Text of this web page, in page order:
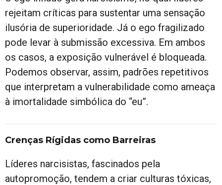
rejeitam críticas para sustentar uma sensação
ilusória de superioridade. Já o ego fragilizado
pode levar à submissão excessiva. Em ambos
os casos, a exposição vulnerável é bloqueada.
Podemos observar, assim, padrões repetitivos
que interpretam a vulnerabilidade como ameaça
à imortalidade simbólica do “eu”.
Crenças Rígidas como Barreiras
Líderes narcisistas, fascinados pela
autopromoção, tendem a criar culturas tóxicas,